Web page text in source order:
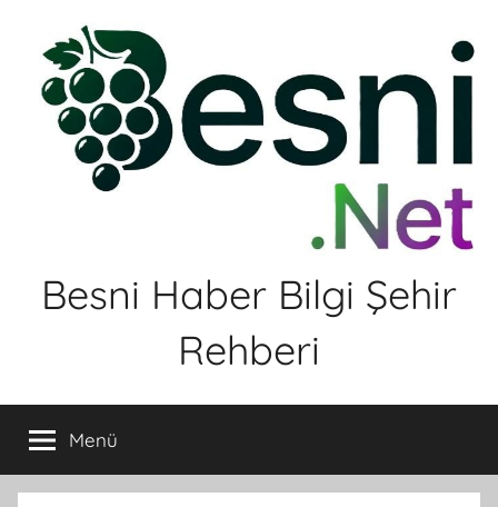
Besni Haber Bilgi Şehir
Rehberi
Menü